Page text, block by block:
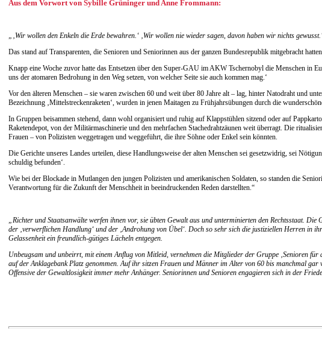
Aus dem Vorwort von Sybille Grüninger und Anne Frommann:
„‚Wir wollen den Enkeln die Erde bewahren.‘ ‚Wir wollen nie wieder sagen, davon haben wir nichts
Das stand auf Transparenten, die Senioren und Seniorinnen aus der ganzen Bundesrepublik mitgebracht
Knapp eine Woche zuvor hatte das Entsetzen über den Super-GAU im AKW Tschernobyl die Menschen in
uns der atomaren Bedrohung in den Weg setzen, von welcher Seite sie auch kommen mag.‘
Vor den älteren Menschen – sie waren zwischen 60 und weit über 80 Jahre alt – lag, hinter Natodraht und
Bezeichnung ‚Mittelstreckenraketen‘, wurden in jenen Maitagen zu Frühjahrsübungen durch die
In Gruppen beisammen stehend, dann wohl organisiert und ruhig auf Klappstühlen sitzend oder auf
Raketendepot, von der Militärmaschinerie und den mehrfachen Stachedrahtzäunen weit überragt. Die
Frauen – von Polizisten weggetragen und weggeführt, die ihre Söhne oder Enkel sein könnten.
Die Gerichte unseres Landes urteilen, diese Handlungsweise der alten Menschen sei gesetzwidrig, sei
schuldig befunden‘.
Wie bei der Blockade in Mutlangen den jungen Polizisten und amerikanischen Soldaten, so standen die
Verantwortung für die Zukunft der Menschheit in beeindruckenden Reden darstellten.“
„Richter und Staatsanwälte werfen ihnen vor, sie übten Gewalt aus und unterminierten den Rechtsstaat.
der ‚verwerflichen Handlung‘ und der ‚Androhung von Übel‘. Doch so sehr sich die justiziellen Herren in
Gelassenheit ein freundlich-gütiges Lächeln entgegen.
Unbeugsam und unbeirrt, mit einem Anflug von Mitleid, vernehmen die Mitglieder der Gruppe ‚Senioren
auf der Anklagebank Platz genommen. Auf ihr sitzen Frauen und Männer im Alter von 60 bis manchmal
Offensive der Gewaltlosigkeit immer mehr Anhänger. Seniorinnen und Senioren engagieren sich in der